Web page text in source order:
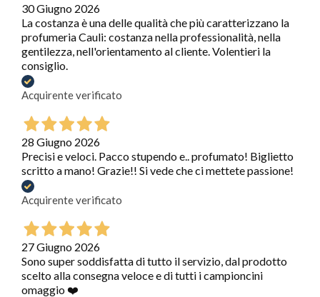
30 Giugno 2026
La costanza è una delle qualità che più caratterizzano la
profumeria Cauli: costanza nella professionalità, nella
gentilezza, nell'orientamento al cliente. Volentieri la
consiglio.
Acquirente verificato
28 Giugno 2026
Precisi e veloci. Pacco stupendo e.. profumato! Biglietto
scritto a mano! Grazie!! Si vede che ci mettete passione!
Acquirente verificato
27 Giugno 2026
Sono super soddisfatta di tutto il servizio, dal prodotto
scelto alla consegna veloce e di tutti i campioncini
omaggio ❤️